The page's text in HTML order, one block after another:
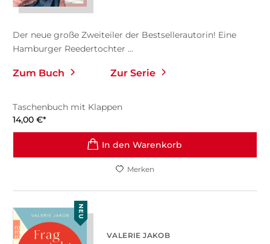
Der neue große Zweiteiler der Bestsellerautorin! Eine
Hamburger Reedertochter ...
Zum Buch Zur Serie
Taschenbuch mit Klappen
14,00 €*
In den Warenkorb
Merken
NEU
VALERIE JAKOB